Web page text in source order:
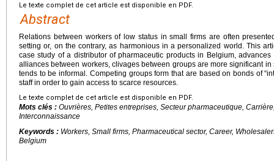
Le texte complet de cet article est disponible en PDF.
Abstract
Relations between workers of low status in small firms are often
setting or, on the contrary, as harmonious in a personalized world. This
case study of a distributor of pharmaceutic products in Belgium,
alliances between workers, clivages between groups are more significant
tends to be informal. Competing groups form that are based on bonds of
staff in order to gain access to scarce resources.
Le texte complet de cet article est disponible en PDF.
Mots clés : Ouvrières, Petites entreprises, Secteur pharmaceutique,
Interconnaissance
Keywords : Workers, Small firms, Pharmaceutical sector, Career,
Belgium